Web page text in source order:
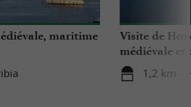
maritime
Visite de
médiévale et
charme !
1,2 km -